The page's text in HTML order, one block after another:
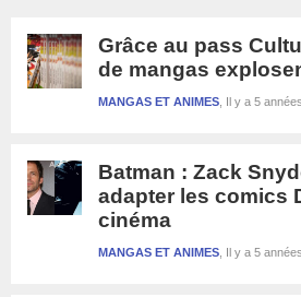
Grâce au pass
de mangas
Il y a 5
MANGAS ET ANIMES
Batman : Zack
adapter les comics
cinéma
Il y a 5
MANGAS ET ANIMES